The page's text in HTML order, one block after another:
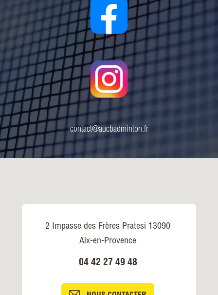
contact@aucbadminton.fr
2 Impasse des Frères Pratesi 13090
Aix-en-Provence
04 42 27 49 48